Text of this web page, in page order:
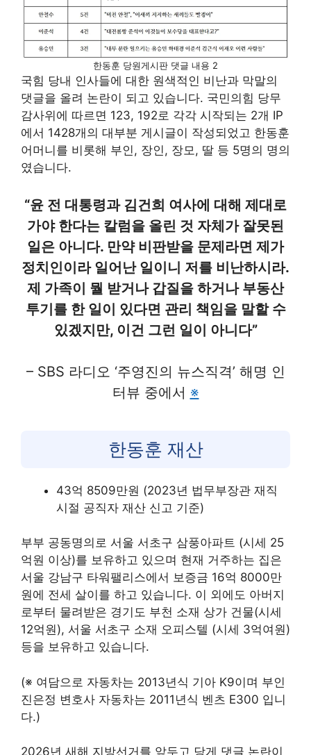
한동훈 당원게시판 댓글 내용 2
국힘 당내 인사들에 대한 원색적인 비난과 막말의
댓글을 올려 논란이 되고 있습니다. 국민의힘 당무
감사위에 따르면 123, 192로 각각 시작되는 2개 IP
에서 1428개의 대부분 게시글이 작성되었고 한동훈
어머니를 비롯해 부인, 장인, 장모, 딸 등 5명의 명의
였습니다.
“윤 전 대통령과 김건희 여사에 대해 제대로
가야 한다는 칼럼을 올린 것 자체가 잘못된
일은 아니다. 만약 비판받을 문제라면 제가
정치인이라 일어난 일이니 저를 비난하시라.
제 가족이 뭘 받거나 갑질을 하거나 부동산
투기를 한 일이 있다면 관리 책임을 말할 수
있겠지만, 이건 그런 일이 아니다”
– SBS 라디오 ‘주영진의 뉴스직격’ 해명 인
터뷰 중에서 ※
한동훈 재산
43억 8509만원 (2023년 법무부장관 재직
시절 공직자 재산 신고 기준)
부부 공동명의로 서울 서초구 삼풍아파트 (시세 25
억원 이상)를 보유하고 있으며 현재 거주하는 집은
서울 강남구 타워팰리스에서 보증금 16억 8000만
원에 전세 살이를 하고 있습니다. 이 외에도 아버지
로부터 물려받은 경기도 부천 소재 상가 건물(시세
12억원), 서울 서초구 소재 오피스텔 (시세 3억여원)
등을 보유하고 있습니다.
(※ 여담으로 자동차는 2013년식 기아 K9이며 부인
진은정 변호사 자동차는 2011년식 벤츠 E300 입니
다.)
2026년 새해 지방선거를 앞두고 당게 댓글 논란이